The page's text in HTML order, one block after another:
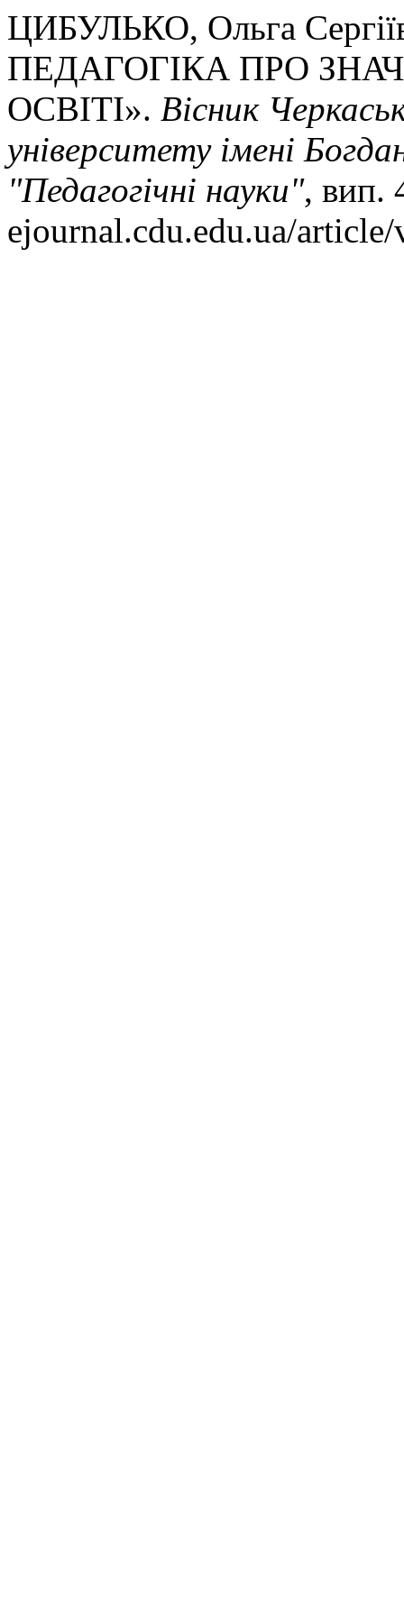
ЦИБУЛЬКО, Ольга
ПЕДАГОГІКА ПРО
ОСВІТІ». Вісник
університету імені
"Педагогічні науки", вип.
ejournal.cdu.edu.ua/